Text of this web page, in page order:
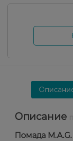
Описание
Помада